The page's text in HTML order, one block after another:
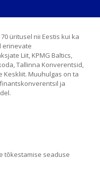
üritusel nii Eestis kui ka
erinevate
Liit, KPMG Baltics,
Tallinna Konverentsid,
Keskliit. Muuhulgas on ta
ja
tõkestamise seaduse